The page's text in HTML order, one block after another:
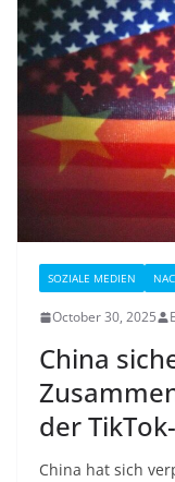
SOZIALE MEDIEN
October 30, 2025
China
der
China hat sich